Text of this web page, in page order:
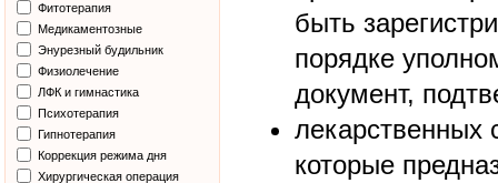
Фитотерапия
Медикаментозные
Энурезный будильник
Физиолечение
ЛФК и гимнастика
Психотерапия
Гипнотерапия
Коррекция режима дня
Хирургическая операция
быть
порядке
документ,
лекарственных
которые